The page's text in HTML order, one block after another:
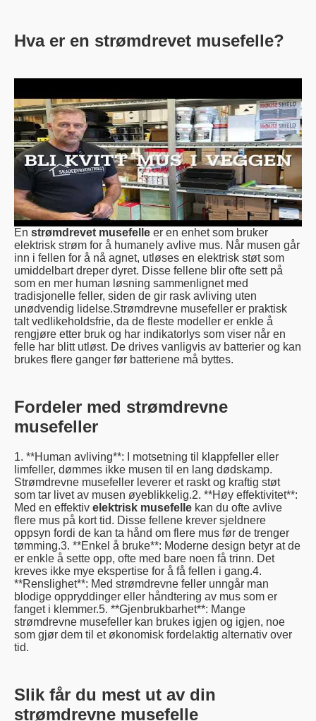
Hva er en strømdrevet musefelle?
En strømdrevet musefelle er en enhet som bruker
elektrisk strøm for å humanely avlive mus. Når musen går
inn i fellen for å nå agnet, utløses en elektrisk støt som
umiddelbart dreper dyret. Disse fellene blir ofte sett på
som en mer human løsning sammenlignet med
tradisjonelle feller, siden de gir rask avliving uten
unødvendig lidelse.Strømdrevne musefeller er praktisk
talt vedlikeholdsfrie, da de fleste modeller er enkle å
rengjøre etter bruk og har indikatorlys som viser når en
felle har blitt utløst. De drives vanligvis av batterier og kan
brukes flere ganger før batteriene må byttes.
Fordeler med strømdrevne
musefeller
1. **Human avliving**: I motsetning til klappfeller eller
limfeller, dømmes ikke musen til en lang dødskamp.
Strømdrevne musefeller leverer et raskt og kraftig støt
som tar livet av musen øyeblikkelig.2. **Høy effektivitet**:
Med en effektiv elektrisk musefelle kan du ofte avlive
flere mus på kort tid. Disse fellene krever sjeldnere
oppsyn fordi de kan ta hånd om flere mus før de trenger
tømming.3. **Enkel å bruke**: Moderne design betyr at de
er enkle å sette opp, ofte med bare noen få trinn. Det
kreves ikke mye ekspertise for å få fellen i gang.4.
**Renslighet**: Med strømdrevne feller unngår man
blodige oppryddinger eller håndtering av mus som er
fanget i klemmer.5. **Gjenbrukbarhet**: Mange
strømdrevne musefeller kan brukes igjen og igjen, noe
som gjør dem til et økonomisk fordelaktig alternativ over
tid.
Slik får du mest ut av din
strømdrevne musefelle